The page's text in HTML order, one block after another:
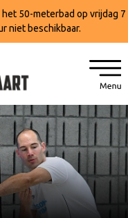
50-meterbad op vrijdag 7
niet beschikbaar.